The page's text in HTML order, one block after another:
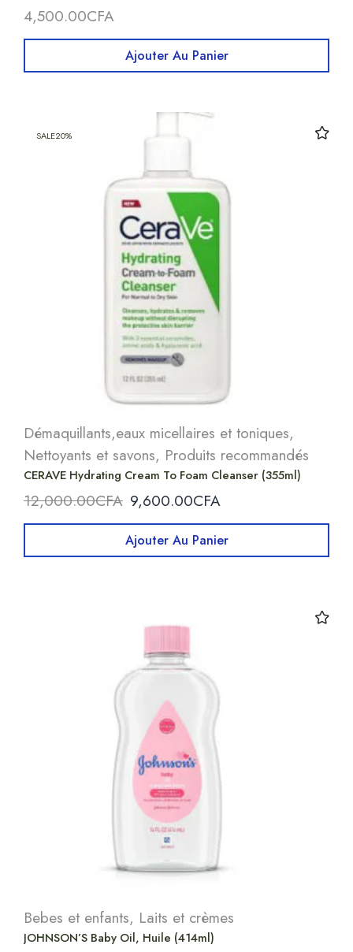
4,500.00CFA
Ajouter Au Panier
SALE20%
Démaquillants,eaux micellaires et toniques,
Nettoyants et savons, Produits recommandés
CERAVE Hydrating Cream To Foam Cleanser (355ml)
12,000.00CFA 9,600.00CFA
Ajouter Au Panier
Bebes et enfants, Laits et crèmes
JOHNSON’S Baby Oil, Huile (414ml)